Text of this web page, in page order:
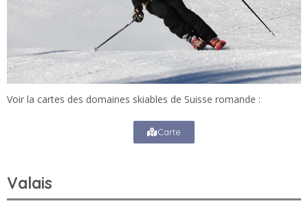
Voir la cartes des domaines skiables de Suisse romande :
Carte
Valais